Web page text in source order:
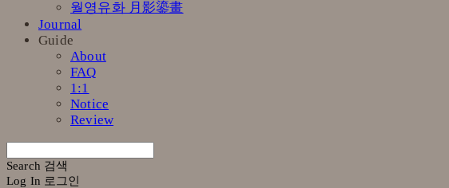
월영유화 月影鎏畫
Journal
Guide
About
FAQ
1:1
Notice
Review
Search 검색
Log In 로그인